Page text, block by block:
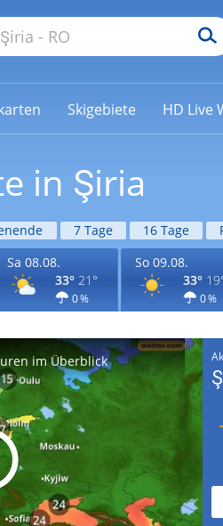
Skigebiete HD Live
in Şiria
7 Tage 16 Tage
Sa 08.08.
33° 21°
0 %
So 09.08.
33°
0 %
im Überblick